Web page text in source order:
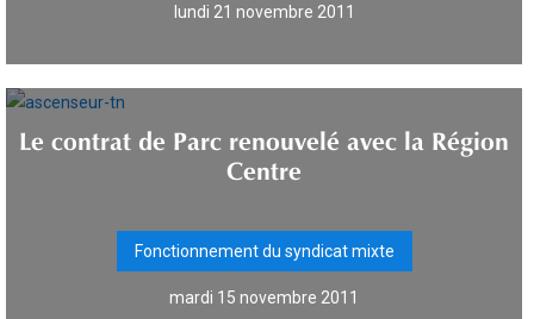
lundi 21 novembre 2011
Le contrat de Parc renouvelé avec la Région
Centre
Fonctionnement du syndicat mixte
mardi 15 novembre 2011